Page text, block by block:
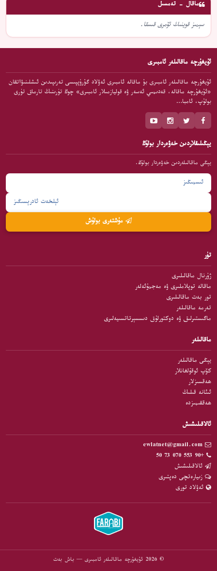
ماقال - تەمسىل
سېمىز قوينىڭ ئۆمرى قىسقا.
ئۇيغۇرچە ماقالىلەر ئامبىرى
ئۇيغۇرچە ماقالىلەر ئامبىرى بۇ ماقالە ئامبىرى ئەۋلاد گۇرۇپپىسى تەرىپىدىن ئىشلىنىۋاتقان
«ئۇيغۇرچە ماقالە، قەدىمىي ئەسەر ۋە قوليازمىلار ئامبىرى» چوڭ تۈرىنىڭ تارماق تۈرى
بولۇپ، ئامبا…
يېڭىلىقلاردىن خەۋەردار بولۇڭ
يېڭى ماقالىلەردىن خەۋەردار بولۇڭ.
تۈر
ژۇرنال ماقالىلىرى
ماقالە توپلاملىرى ۋە مەجمۇئەلەر
تور بەت ماقالىلىرى
تەرمە ماقالىلەر
ماگىستىرلىق ۋە دوكتورلۇق دىسسېرتاتسىيەلىرى
ماقالىلەر
يېڭى ماقالىلەر
كۆپ ئوقۇلغانلار
ھەقسىزلار
ئىئانە قىلىڭ
ھەققىمىزدە
ئالاقىلىشىش
+90 553 070 73 50
ئالاقىلىشىش
زىيارەتچى دەپتىرى
ئەۋلاد تورى
© 2026 ئۇيغۇرچە ماقالىلەر ئامبىرى — باش بەت